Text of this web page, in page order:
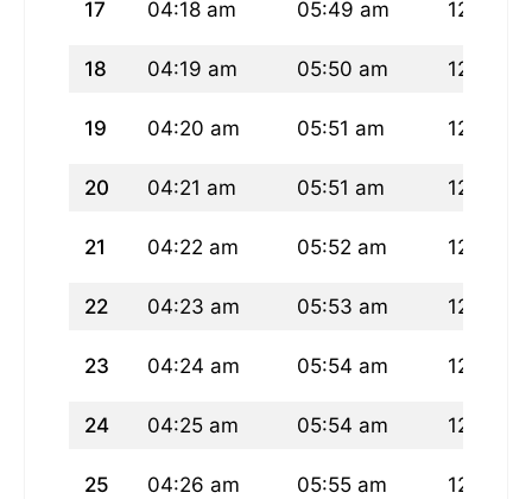
17 04:18 am 05:49 am 12:31 pm
18 04:19 am 05:50 am 12:30
19 04:20 am 05:51 am 12:30
20 04:21 am 05:51 am 12:30
21 04:22 am 05:52 am 12:30
22 04:23 am 05:53 am 12:29
23 04:24 am 05:54 am 12:29
24 04:25 am 05:54 am 12:29
25 04:26 am 05:55 am 12:29